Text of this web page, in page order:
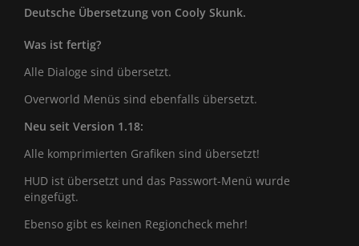
Deutsche Übersetzung von Cooly Skunk.
Was ist fertig?
Alle Dialoge sind übersetzt.
Overworld Menüs sind ebenfalls übersetzt.
Neu seit Version 1.18:
Alle komprimierten Grafiken sind übersetzt!
HUD ist übersetzt und das Passwort-Menü wurde
eingefügt.
Ebenso gibt es keinen Regioncheck mehr!